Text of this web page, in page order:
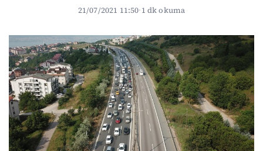
21/07/2021 11:50·1 dk okuma